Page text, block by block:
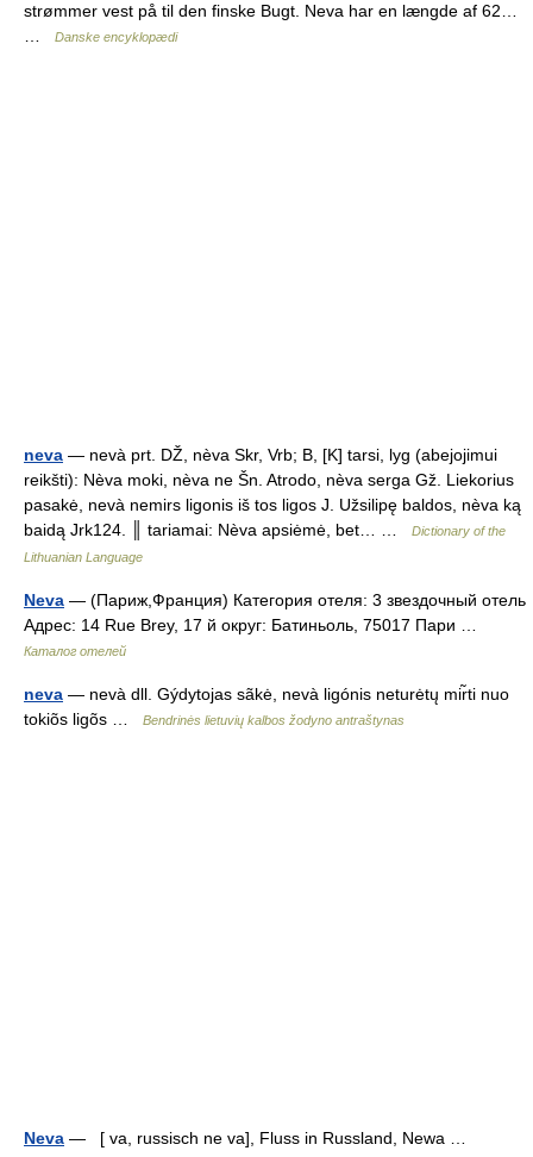
strømmer vest på til den finske Bugt. Neva har en længde af 62…
Danske encyklopædi
neva — nevà prt. DŽ, nèva Skr, Vrb; B, [K] tarsi, lyg (abejojimui
reikšti): Nèva moki, nèva ne Šn. Atrodo, nèva serga Gž. Liekorius
pasakė, nevà nemirs ligonis iš tos ligos J. Užsilipę baldos, nèva ką
baidą Jrk124. ║ tariamai: Nèva apsiėmė, bet… …
Dictionary of the
Lithuanian Language
Neva — (Париж,Франция) Категория отеля: 3 звездочный отель
Адрес: 14 Rue Brey, 17 й округ: Батиньоль, 75017 Пари …
Каталог отелей
neva — nevà dll. Gýdytojas sãkė, nevà ligónis neturėtų mir̃ti nuo
tokiõs ligõs …
Bendrinės lietuvių kalbos žodyno antraštynas
Neva — [ va, russisch ne va], Fluss in Russland, Newa …